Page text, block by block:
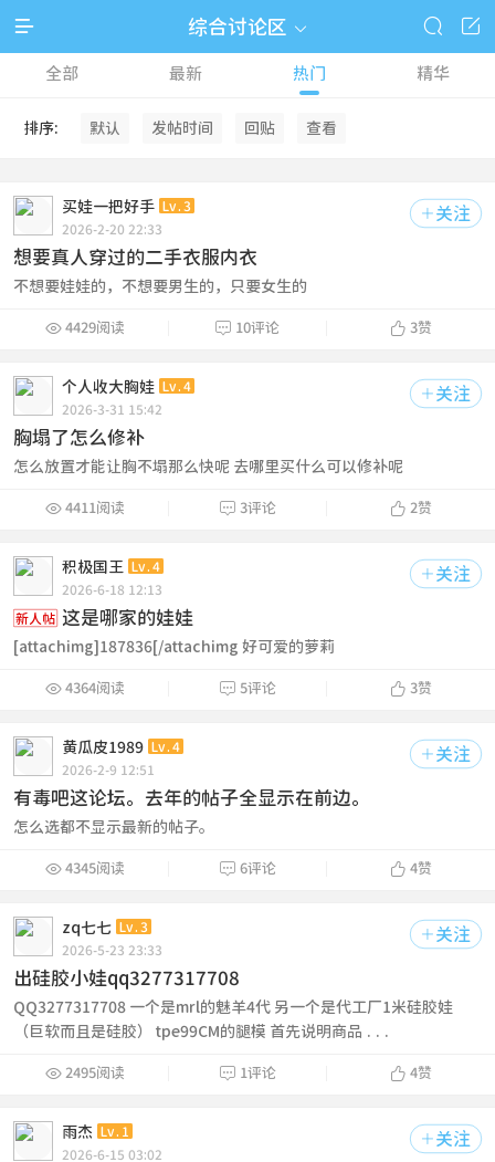
 综合讨论区  

全部 最新 热门 精华
排序: 默认 发帖时间 回贴 查看
 关注
买娃一把好手 Lv.3
2026-2-20 22:33
想要真人穿过的二手衣服内衣
不想要娃娃的，不想要男生的，只要女生的
 4429阅读  10评论  3赞
 关注
个人收大胸娃 Lv.4
2026-3-31 15:42
胸塌了怎么修补
怎么放置才能让胸不塌那么快呢 去哪里买什么可以修补呢
 4411阅读  3评论  2赞
 关注
积极国王
Lv.4
2026-6-18 12:13
新人帖 这是哪家的娃娃
[attachimg]187836[/attachimg 好可爱的萝莉
 4364阅读  5评论  3赞
 关注
黄瓜皮1989 Lv.4
2026-2-9 12:51
有毒吧这论坛。去年的帖子全显示在前边。
怎么选都不显示最新的帖子。
 4345阅读  6评论  4赞
 关注
zq七七 Lv.3
2026-5-23 23:33
出硅胶小娃qq3277317708
QQ3277317708 一个是mrl的魅羊4代 另一个是代工厂1米硅胶娃
（巨软而且是硅胶） tpe99CM的腿模 首先说明商品 ...
 2495阅读  1评论  4赞
 关注
雨杰
Lv.1
2026-6-15 03:02